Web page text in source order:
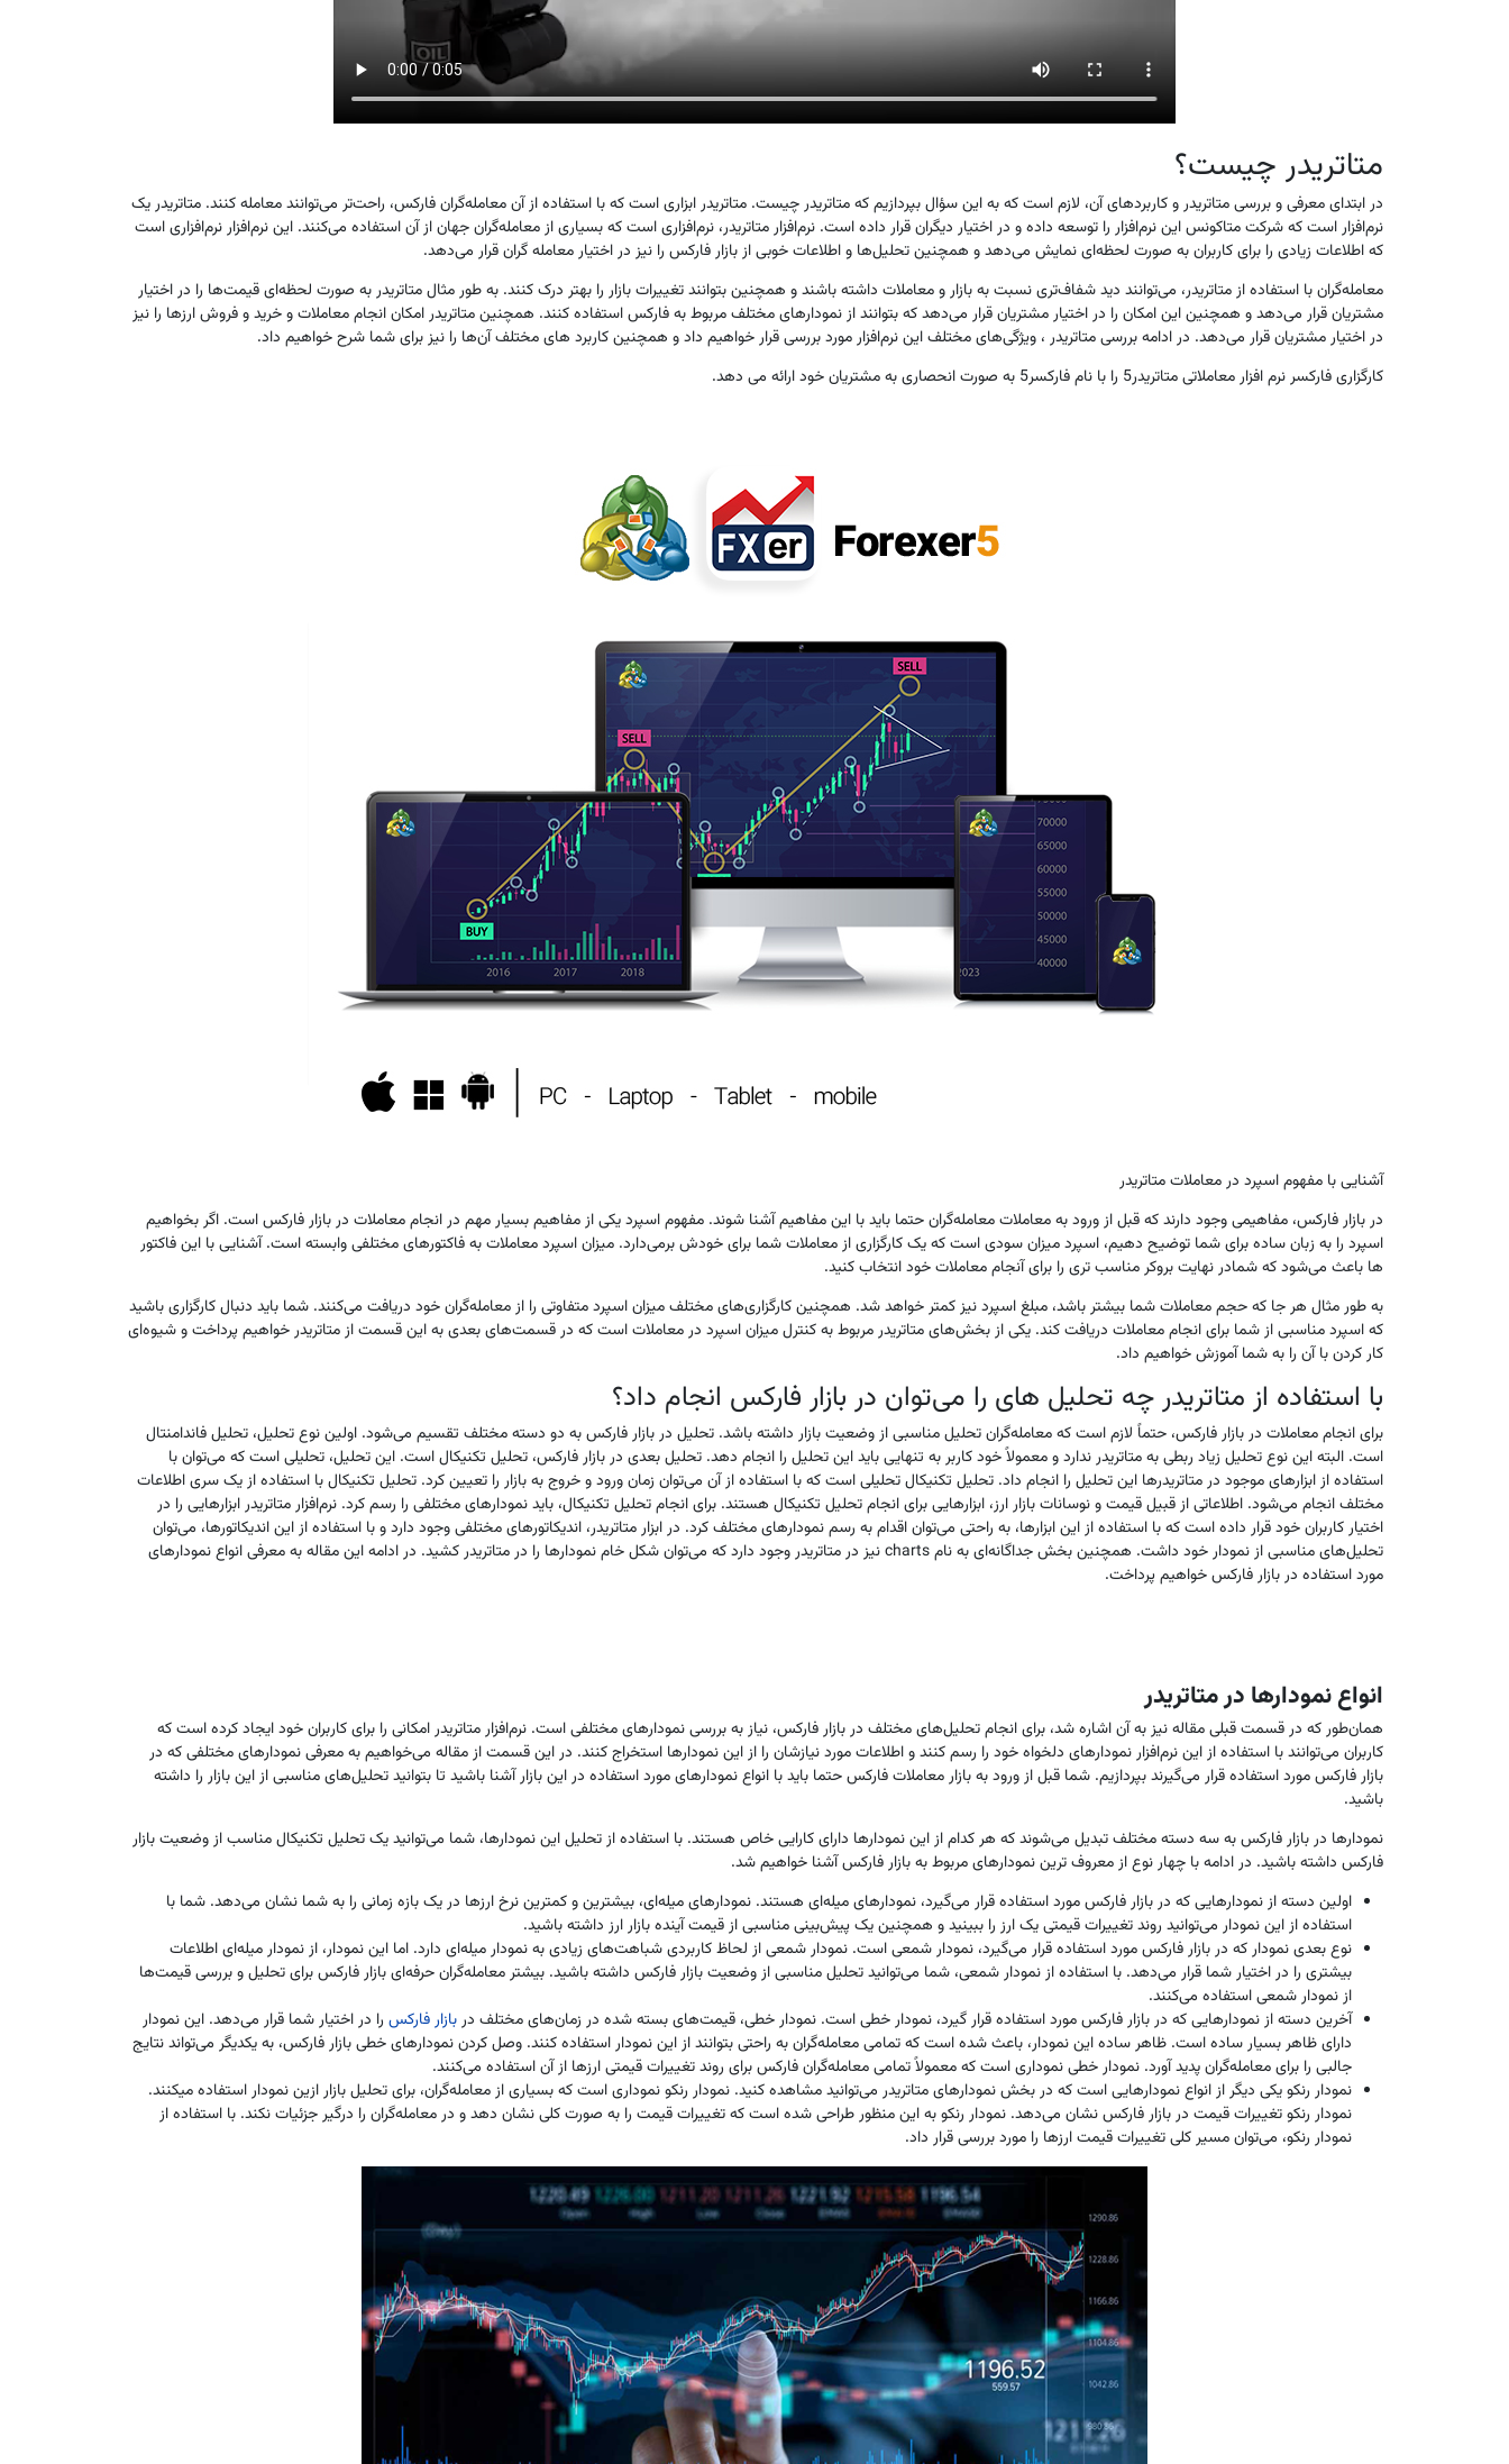
متاتریدر چیست؟
در ابتدای معرفی و بررسی متاتریدر و کاربردهای آن، لازم است که به این سؤال بپردازیم که متاتریدر چیست. متاتریدر ابزاری است که با استفاده از آن معامله‌گران فارکس، راحت‌تر می‌توانند معامله کنند. متاتریدر یک
نرم‌افزار است که شرکت متاکونس این نرم‌افزار را توسعه داده و در اختیار دیگران قرار داده ‌است. نرم‌افزار متاتریدر، نرم‌افزاری است که بسیاری از معامله‌گران جهان از آن استفاده می‌کنند. این نرم‌افزار نرم‌افزاری است
که اطلاعات زیادی را برای کاربران به‌ صورت لحظه‌ای نمایش می‌دهد و همچنین تحلیل‌ها و اطلاعات خوبی از بازار فارکس را نیز در اختیار معامله گران قرار می‌دهد.
معامله‌گران با استفاده از متاتریدر، می‌توانند دید شفاف‌تری نسبت ‌به بازار و معاملات داشته باشند و همچنین بتوانند تغییرات بازار را بهتر درک کنند. به ‌طور مثال متاتریدر به ‌صورت لحظه‌ای قیمت‌ها را در اختیار
مشتریان قرار می‌دهد و همچنین این امکان را در اختیار مشتریان قرار می‌دهد که بتوانند از نمودارهای مختلف مربوط به فارکس استفاده کنند. همچنین متاتریدر امکان انجام معاملات و خرید و فروش ارزها را نیز
در اختیار مشتریان قرار می‌دهد. در ادامه بررسی متاتریدر ، ویژگی‌های مختلف این نرم‌افزار مورد بررسی قرار خواهیم داد و همچنین کاربرد های مختلف آن‌ها را نیز برای شما شرح خواهیم داد.
کارگزاری فارکسر نرم افزار معاملاتی متاتریدر5 را با نام فارکسر5 به صورت انحصاری به مشتریان خود ارائه می دهد.
آشنایی با مفهوم اسپرد در معاملات متاتریدر
در بازار فارکس، مفاهیمی وجود دارند که قبل ‌از ورود به معاملات معامله‌گران حتما باید با این مفاهیم آشنا شوند. مفهوم اسپرد یکی از مفاهیم بسیار مهم در انجام معاملات در بازار فارکس است. اگر بخواهیم
اسپرد را به زبان ساده برای شما توضیح دهیم، اسپرد میزان سودی است که یک کارگزاری از معاملات شما برای خودش برمی‌دارد. میزان اسپرد معاملات به فاکتور‌های مختلفی وابسته است. آشنایی با این فاکتور
ها باعث می‌شود که شمادر نهایت بروکر مناسب تری را برای آنجام معاملات خود انتخاب کنید.
به ‌طور مثال هر جا که حجم معاملات شما بیشتر باشد، مبلغ اسپرد نیز کمتر خواهد شد. همچنین کارگزاری‌های مختلف میزان اسپرد متفاوتی را از معامله‌گران خود دریافت می‌کنند. شما باید دنبال کارگزاری باشید
که اسپرد مناسبی از شما برای انجام معاملات دریافت کند. یکی از بخش‌های متاتریدر مربوط به کنترل میزان اسپرد در معاملات است که در قسمت‌های بعدی به این قسمت از متاتریدر خواهیم پرداخت و شیوه‌ای
کار کردن با آن را به شما آموزش خواهیم داد.
با استفاده از متاتریدر چه تحلیل های را می‌توان در بازار فارکس انجام داد؟
برای انجام معاملات در بازار فارکس، حتماً لازم است که معامله‌‌گران تحلیل مناسبی از وضعیت بازار داشته باشد. تحلیل در بازار فارکس به دو دسته مختلف تقسیم می‌شود. اولین نوع تحلیل، تحلیل فاندامنتال
است. البته این نوع تحلیل زیاد ربطی به متاتریدر ندارد و معمولاً خود کاربر به ‌تنهایی باید این تحلیل را انجام دهد. تحلیل بعدی در بازار فارکس، تحلیل تکنیکال است. این تحلیل، تحلیلی است که می‌توان با
استفاده از ابزارهای موجود در متاتریدرها این تحلیل را انجام داد. تحلیل تکنیکال تحلیلی است که با استفاده از آن می‌توان زمان ورود و خروج به بازار را تعیین کرد. تحلیل تکنیکال با استفاده از یک سری اطلاعات
مختلف انجام می‌شود. اطلاعاتی از قبیل قیمت و نوسانات بازار ارز، ابزارهایی برای انجام تحلیل تکنیکال هستند. برای انجام تحلیل تکنیکال، باید نمودارهای مختلفی را رسم کرد. نرم‌افزار متاتریدر ابزارهایی را در
اختیار کاربران خود قرار داده‌ است که با استفاده از این ابزارها، به ‌راحتی می‌توان اقدام به رسم نمودارهای مختلف کرد. در ابزار متاتریدر، اندیکاتورهای مختلفی وجود دارد و با استفاده از این اندیکاتورها، می‌توان
تحلیل‌های مناسبی از نمودار خود داشت. همچنین بخش جداگانه‌ای به نام charts نیز در متاتریدر وجود دارد که می‌توان شکل خام نمودارها را در متاتریدر کشید. در ادامه این مقاله به معرفی انواع نمودارهای
مورد استفاده در بازار فارکس خواهیم پرداخت.
انواع نمودارها در متاتریدر
همان‌طور که در قسمت قبلی مقاله نیز به آن اشاره شد، برای انجام تحلیل‌های مختلف در بازار فارکس، نیاز به بررسی نمودارهای مختلفی است. نرم‌افزار متاتریدر امکانی را برای کاربران خود ایجاد کرده ‌است که
کاربران می‌توانند با استفاده از این نرم‌افزار نمودارهای دلخواه خود را رسم کنند و اطلاعات مورد نیازشان را از این نمودارها استخراج کنند. در این قسمت از مقاله می‌خواهیم به معرفی نمودارهای مختلفی که در
بازار فارکس مورد استفاده قرار می‌گیرند بپردازیم. شما قبل ‌از ورود به بازار معاملات فارکس حتما باید با انواع نمودارهای مورد استفاده در این بازار آشنا باشید تا بتوانید تحلیل‌های مناسبی از این بازار را داشته
باشید.
نمودارها در بازار فارکس به سه دسته مختلف تبدیل می‌شوند که هر کدام از این نمودارها دارای کارایی خاص هستند. با استفاده از تحلیل این نمودارها، شما می‌توانید یک تحلیل تکنیکال مناسب از وضعیت بازار
فارکس داشته باشید. در ادامه با چهار نوع از معروف ترین نمودار‌های مربوط به بازار فارکس آشنا خواهیم شد.
اولین دسته از نمودارهایی که در بازار فارکس مورد استفاده قرار می‌گیرد، نمودارهای میله‌ای هستند. نمودارهای میله‌ای، بیشترین و کمترین نرخ ارزها در یک بازه زمانی را به شما نشان می‌دهد. شما با
استفاده از این نمودار می‌توانید روند تغییرات قیمتی یک ارز را ببینید و همچنین یک پیش‌بینی مناسبی از قیمت آینده بازار ارز داشته باشید.
نوع بعدی نمودار که در بازار فارکس مورد استفاده قرار می‌گیرد، نمودار شمعی است. نمودار شمعی از لحاظ کاربردی شباهت‌های زیادی به نمودار میله‌ای دارد. اما این نمودار، از نمودار میله‌ای اطلاعات
بیشتری را در اختیار شما قرار می‌دهد. با استفاده از نمودار شمعی، شما می‌توانید تحلیل مناسبی از وضعیت بازار فارکس داشته باشید. بیشتر معامله‌گران حرفه‌ای بازار فارکس برای تحلیل و بررسی قیمت‌ها
از نمودار شمعی استفاده می‌کنند.
آخرین دسته از نمودارهایی که در بازار فارکس مورد استفاده قرار گیرد، نمودار خطی است. نمودار خطی، قیمت‌های بسته ‌شده در زمان‌های مختلف دربازار فارکس را در اختیار شما قرار می‌دهد. این نمودار
دارای ظاهر بسیار ساده است. ظاهر ساده این نمودار، باعث شده است که تمامی معامله‌گران به‌ راحتی بتوانند از این نمودار استفاده کنند. وصل کردن نمودارهای خطی بازار فارکس، به یکدیگر می‌تواند نتایج
جالبی را برای معامله‌گران پدید آورد. نمودار خطی نموداری است که معمولاً تمامی معامله‌گران فارکس برای روند تغییرات قیمتی ارزها از آن استفاده می‌کنند.
نمودار رنکو یکی دیگر از انواع نمودارهایی است که در بخش نمودار‌های متاتریدر می‌توانید مشاهده کنید. نمودار رنکو نموداری است که بسیاری از معامله‌گران، برای تحلیل بازار ازین نمودار استفاده میکنند.
نمودار رنکو تغییرات قیمت در بازار فارکس نشان می‌دهد. نمودار رنکو به این منظور طراحی ‌شده است که تغییرات قیمت را به ‌صورت کلی نشان دهد و در معامله‌گران را درگیر جزئیات نکند. با استفاده از
نمودار رنکو، می‌توان مسیر کلی تغییرات قیمت ارزها را مورد بررسی قرار داد.